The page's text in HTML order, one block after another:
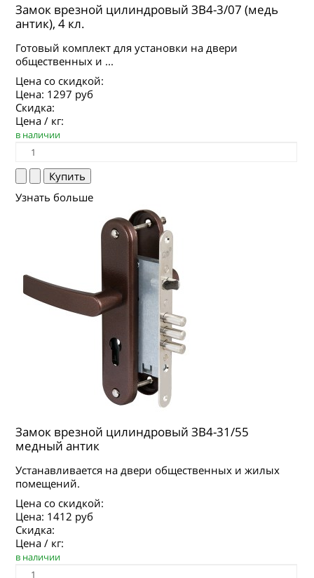
Замок врезной цилиндровый ЗВ4-3/07 (медь
антик), 4 кл.
Готовый комплект для установки на двери
общественных и ...
Цена со скидкой:
Цена: 1297 руб
Скидка:
Цена / кг:
в наличии
Узнать больше
Замок врезной цилиндровый ЗВ4-31/55
медный антик
Устанавливается на двери общественных и жилых
помещений.
Цена со скидкой:
Цена: 1412 руб
Скидка:
Цена / кг:
в наличии